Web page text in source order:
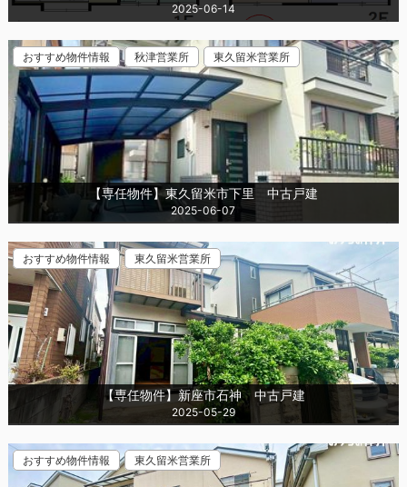
2025-06-14
おすすめ物件情報 秋津営業所 東久留米営業所
【専任物件】東久留米市下里 中古戸建
2025-06-07
おすすめ物件情報 東久留米営業所
【専任物件】新座市石神 中古戸建
2025-05-29
おすすめ物件情報 東久留米営業所